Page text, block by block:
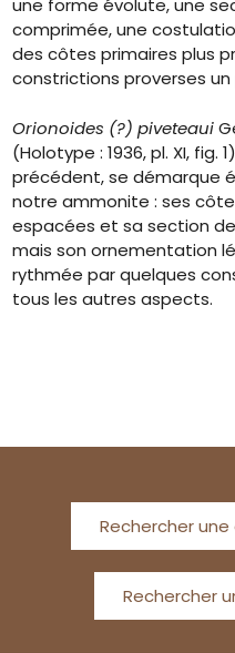
une forme évolute, une
comprimée, une
des côtes primaires plus
constrictions proverses
Orionoides (?) piveteaui
(Holotype : 1936, pl. XI, fig.
précédent, se démarque
notre ammonite : ses
espacées et sa section
mais son ornementation
rythmée par quelques
tous les autres aspects.
Rechercher
Rechercher